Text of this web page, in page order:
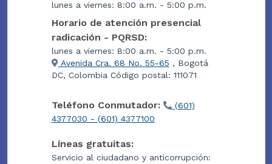
lunes a viernes: 8:00 a.m. - 5:00 p.m.
Horario de atención presencial
radicación - PQRSD:
lunes a viernes: 8:00 a.m. - 5:00 p.m.
Avenida Cra. 68 No. 55-65 , Bogotá
DC, Colombia Código postal: 111071
Teléfono Conmutador:
(601)
4377030 - (601) 4377100
Líneas gratuitas:
Servicio al ciudadano y anticorrupción: